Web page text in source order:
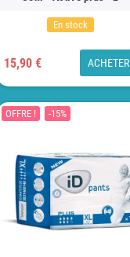
En stock
15,90 € ACHETER
OFFRE ! -15%